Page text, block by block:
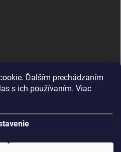
Ďalším prechádzaním
s ich používaním. Viac